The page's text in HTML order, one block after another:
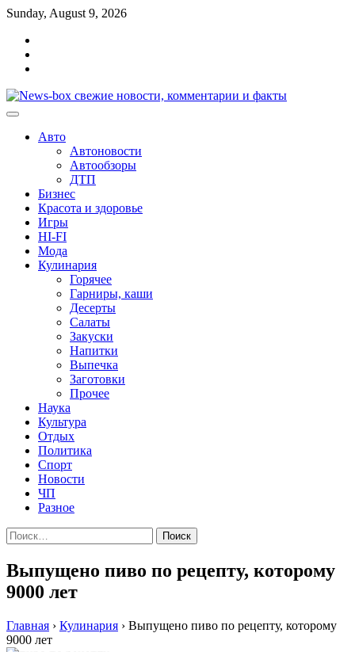
Перейти
содержимому
Sunday, August 9, 2026
Авто
Автоновости
Автообзоры
ДТП
Бизнес
Красота и здоровье
Игры
HI-FI
Мода
Кулинария
Горячее
Гарниры, каши
Десерты
Салаты
Закуски
Напитки
Выпечка
Заготовки
Прочее
Наука
Культура
Отдых
Политика
Спорт
Новости
ЧП
Разное
Найти:
Выпущено пиво по рецепту, которому
9000 лет
Главная › Кулинария › Выпущено пиво по рецепту, которому
9000 лет